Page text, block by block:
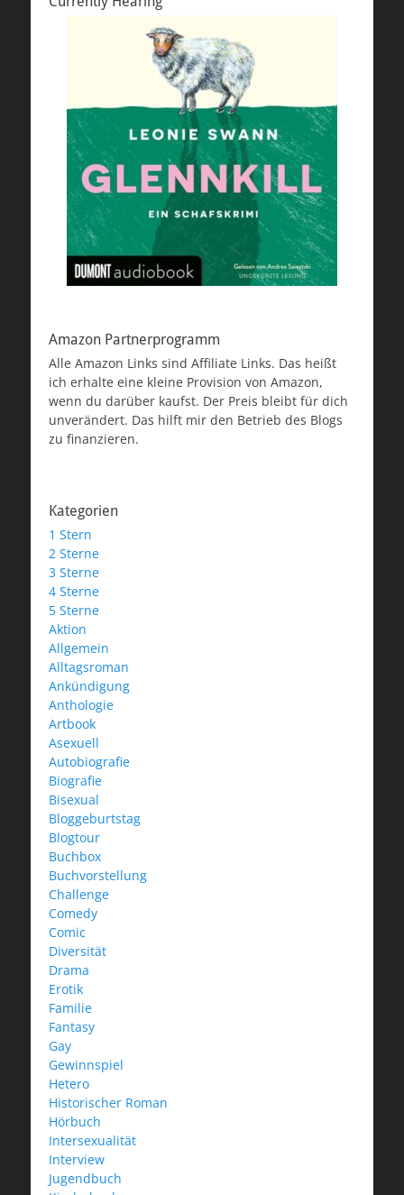
Amazon Partnerprogramm
Alle Amazon Links sind Affiliate Links. Das heißt
ich erhalte eine kleine Provision von Amazon,
wenn du darüber kaufst. Der Preis bleibt für dich
unverändert. Das hilft mir den Betrieb des Blogs
zu finanzieren.
Kategorien
1 Stern
2 Sterne
3 Sterne
4 Sterne
5 Sterne
Aktion
Allgemein
Alltagsroman
Ankündigung
Anthologie
Artbook
Asexuell
Autobiografie
Biografie
Bisexual
Bloggeburtstag
Blogtour
Buchbox
Buchvorstellung
Challenge
Comedy
Comic
Diversität
Drama
Erotik
Familie
Fantasy
Gay
Gewinnspiel
Hetero
Historischer Roman
Hörbuch
Intersexualität
Interview
Jugendbuch